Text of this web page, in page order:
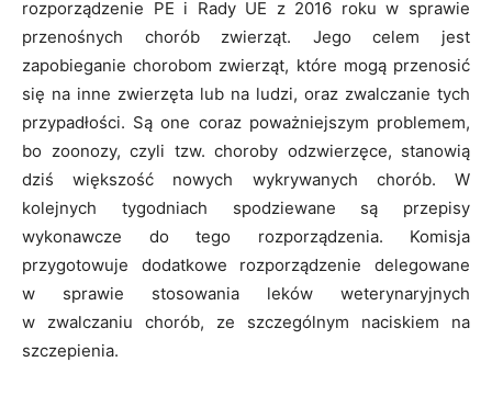
rozporządzenie PE i Rady UE z 2016 roku w sprawie
przenośnych chorób zwierząt. Jego celem jest
zapobieganie chorobom zwierząt, które mogą przenosić
się na inne zwierzęta lub na ludzi, oraz zwalczanie tych
przypadłości. Są one coraz poważniejszym problemem,
bo zoonozy, czyli tzw. choroby odzwierzęce, stanowią
dziś większość nowych wykrywanych chorób. W
kolejnych tygodniach spodziewane są przepisy
wykonawcze do tego rozporządzenia. Komisja
przygotowuje dodatkowe rozporządzenie delegowane
w sprawie stosowania leków weterynaryjnych
w zwalczaniu chorób, ze szczególnym naciskiem na
szczepienia.